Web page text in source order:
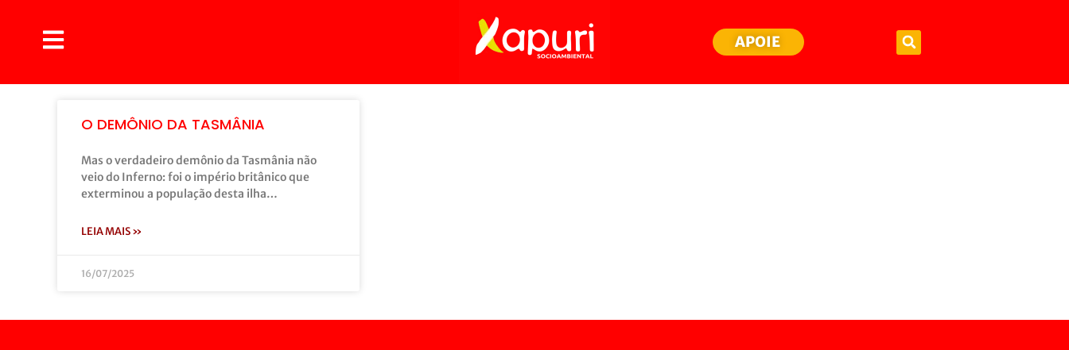
APOIE
O DEMÔNIO DA TASMÂNIA
Mas o verdadeiro demônio da Tasmânia não
veio do Inferno: foi o império britânico que
exterminou a população desta ilha…
LEIA MAIS »
16/07/2025